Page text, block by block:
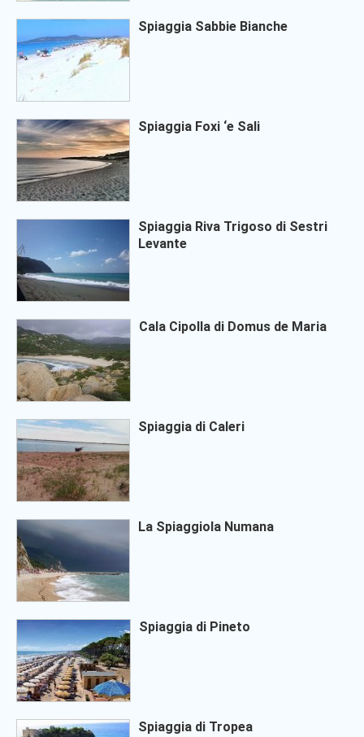
Spiaggia Sabbie Bianche
Spiaggia Foxi ‘e Sali
Spiaggia Riva Trigoso di Sestri
Levante
Cala Cipolla di Domus de Maria
Spiaggia di Caleri
La Spiaggiola Numana
Spiaggia di Pineto
Spiaggia di Tropea